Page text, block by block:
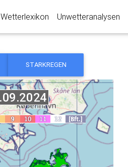
Wetterlexikon Unwetteranalysen
STARKREGEN